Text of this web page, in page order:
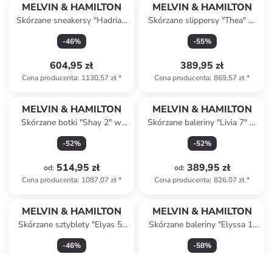
MELVIN & HAMILTON
Skórzane sneakersy "Hadrian
11" w kolorze jasnobrązowym
-46%
604,95 zł
Cena producenta: 1130,57 zł*
MELVIN & HAMILTON
Skórzane slippersy "Thea" w
kolorze jasnobrązowym
-55%
389,95 zł
Cena producenta: 869,57 zł*
MELVIN & HAMILTON
Skórzane botki "Shay 2" w
kolorze czarnym
-52%
od: 514,95 zł
Cena producenta: 1087,07 zł*
MELVIN & HAMILTON
Skórzane baleriny "Livia 7" w
kolorze czarnym
-52%
od: 389,95 zł
Cena producenta: 826,07 zł*
MELVIN & HAMILTON
Skórzane sztyblety "Elyas 5"
w kolorze czerwonym
-46%
MELVIN & HAMILTON
Skórzane baleriny "Elyssa 1"
w kolorze czarnym
-58%